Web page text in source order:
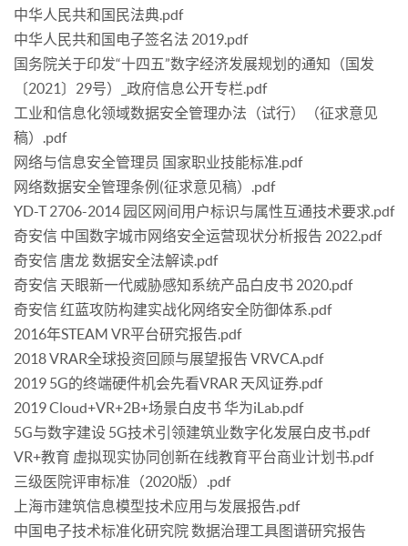
中华人民共和国民法典.pdf
中华人民共和国电子签名法 2019.pdf
国务院关于印发“十四五”数字经济发展规划的通知（国发
〔2021〕29号）_政府信息公开专栏.pdf
工业和信息化领域数据安全管理办法（试行）（征求意见
稿）.pdf
网络与信息安全管理员 国家职业技能标准.pdf
网络数据安全管理条例(征求意见稿）.pdf
YD-T 2706-2014 园区网间用户标识与属性互通技术要求.pdf
奇安信 中国数字城市网络安全运营现状分析报告 2022.pdf
奇安信 唐龙 数据安全法解读.pdf
奇安信 天眼新一代威胁感知系统产品白皮书 2020.pdf
奇安信 红蓝攻防构建实战化网络安全防御体系.pdf
2016年STEAM VR平台研究报告.pdf
2018 VRAR全球投资回顾与展望报告 VRVCA.pdf
2019 5G的终端硬件机会先看VRAR 天风证券.pdf
2019 Cloud+VR+2B+场景白皮书 华为iLab.pdf
5G与数字建设 5G技术引领建筑业数字化发展白皮书.pdf
VR+教育 虚拟现实协同创新在线教育平台商业计划书.pdf
三级医院评审标准（2020版）.pdf
上海市建筑信息模型技术应用与发展报告.pdf
中国电子技术标准化研究院 数据治理工具图谱研究报告